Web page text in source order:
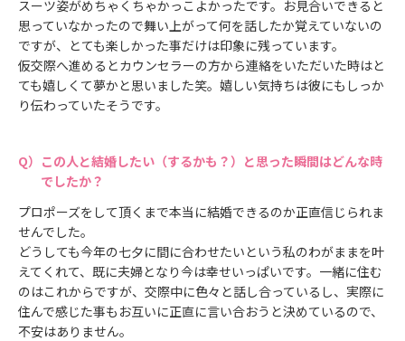
スーツ姿がめちゃくちゃかっこよかったです。お見合いできると
思っていなかったので舞い上がって何を話したか覚えていないの
ですが、とても楽しかった事だけは印象に残っています。
仮交際へ進めるとカウンセラーの方から連絡をいただいた時はと
ても嬉しくて夢かと思いました笑。嬉しい気持ちは彼にもしっか
り伝わっていたそうです。
この人と結婚したい（するかも？）と思った瞬間はどんな時
でしたか？
プロポーズをして頂くまで本当に結婚できるのか正直信じられま
せんでした。
どうしても今年の七夕に間に合わせたいという私のわがままを叶
えてくれて、既に夫婦となり今は幸せいっぱいです。一緒に住む
のはこれからですが、交際中に色々と話し合っているし、実際に
住んで感じた事もお互いに正直に言い合おうと決めているので、
不安はありません。